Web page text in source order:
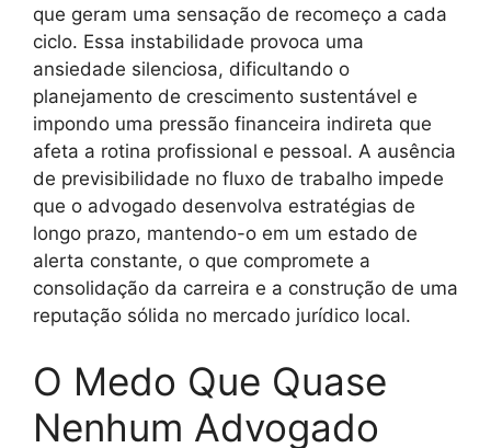
que geram uma sensação de recomeço a cada
ciclo. Essa instabilidade provoca uma
ansiedade silenciosa, dificultando o
planejamento de crescimento sustentável e
impondo uma pressão financeira indireta que
afeta a rotina profissional e pessoal. A ausência
de previsibilidade no fluxo de trabalho impede
que o advogado desenvolva estratégias de
longo prazo, mantendo-o em um estado de
alerta constante, o que compromete a
consolidação da carreira e a construção de uma
reputação sólida no mercado jurídico local.
O Medo Que Quase
Nenhum Advogado